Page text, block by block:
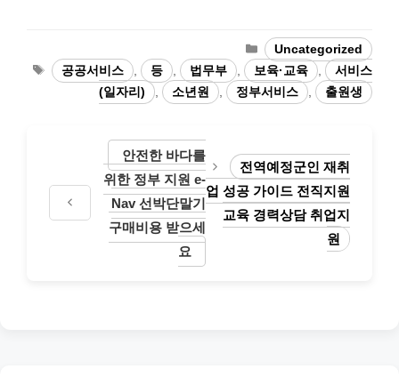
카
테
고
리
Uncategorized
태
그
공공서비스 등 법무부 보육·교육
서비스
(일자리)
소년원 정부서비스 출원생
안전한 바다를
위한 정부 지원 e-
Nav 선박단말기
구매비용 받으세
요
전역예정군인 재취
업 성공 가이드 전직지원
교육 경력상담 취업지
원